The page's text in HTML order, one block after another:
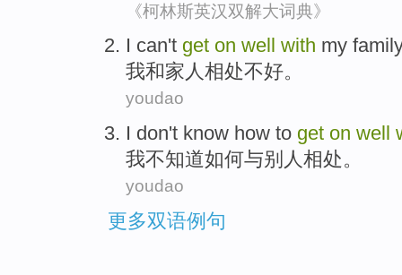
《柯林斯英汉双解大词典》
I can't get on well with my
我和家人相处不好。
youdao
I don't know how to get on well
我不知道如何与别人相处。
youdao
更多双语例句